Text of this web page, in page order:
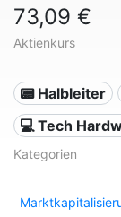
73,09 €
Aktienkurs
📟 Halbleiter
💻 Tech
Kategorien